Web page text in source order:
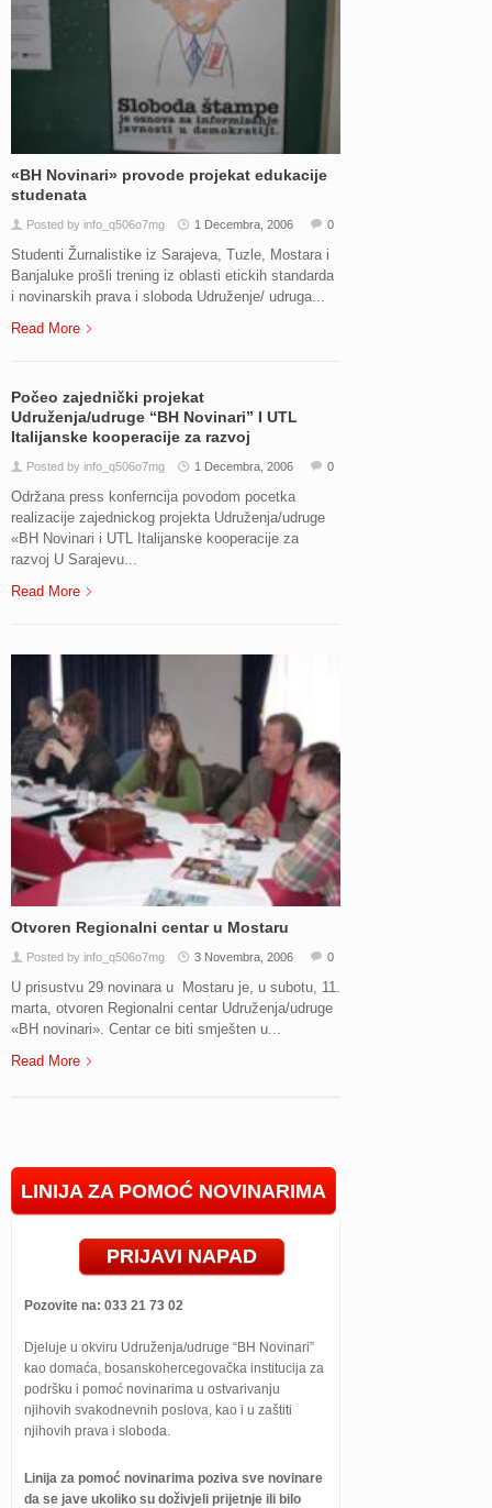
«BH Novinari» provode projekat edukacije
studenata
Posted by info_q506o7mg 1 Decembra, 2006 0
Studenti Žurnalistike iz Sarajeva, Tuzle, Mostara i
Banjaluke prošli trening iz oblasti etickih standarda
i novinarskih prava i sloboda Udruženje/ udruga...
Read More
Počeo zajednički projekat
Udruženja/udruge “BH Novinari” I UTL
Italijanske kooperacije za razvoj
Posted by info_q506o7mg 1 Decembra, 2006 0
Održana press konferncija povodom pocetka
realizacije zajednickog projekta Udruženja/udruge
«BH Novinari i UTL Italijanske kooperacije za
razvoj U Sarajevu...
Read More
Otvoren Regionalni centar u Mostaru
Posted by info_q506o7mg 3 Novembra, 2006 0
U prisustvu 29 novinara u Mostaru je, u subotu, 11.
marta, otvoren Regionalni centar Udruženja/udruge
«BH novinari». Centar ce biti smješten u...
Read More
LINIJA ZA POMOĆ NOVINARIMA
PRIJAVI NAPAD
Pozovite na: 033 21 73 02
Djeluje u okviru Udruženja/udruge “BH Novinari”
kao domaća, bosanskohercegovačka institucija za
podršku i pomoć novinarima u ostvarivanju
njihovih svakodnevnih poslova, kao i u zaštiti
njihovih prava i sloboda.
Linija za pomoć novinarima poziva sve novinare
da se jave ukoliko su doživjeli prijetnje ili bilo